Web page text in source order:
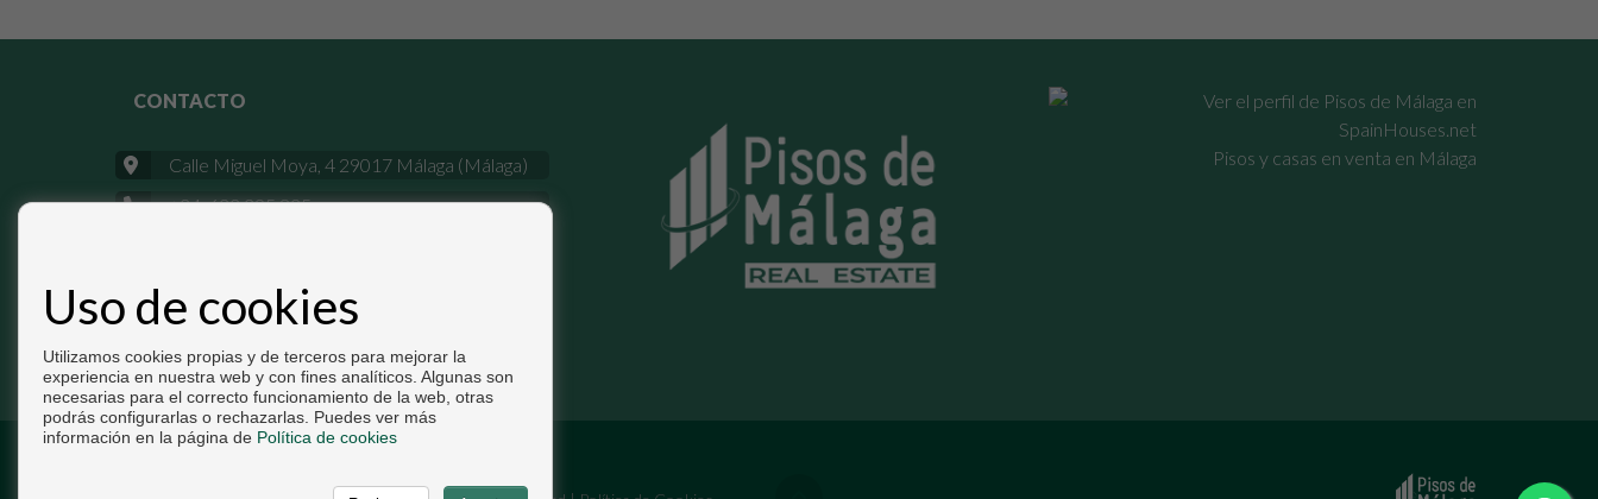
CONTACTO
Calle Miguel Moya, 4 29017 Málaga (Málaga)
+34 633 395 825
Pisos y casas en venta en Málaga
Uso de cookies
Utilizamos cookies propias y de terceros para mejorar la
experiencia en nuestra web y con fines analíticos. Algunas son
necesarias para el correcto funcionamiento de la web, otras
podrás configurarlas o rechazarlas. Puedes ver más
información en la página de Política de cookies